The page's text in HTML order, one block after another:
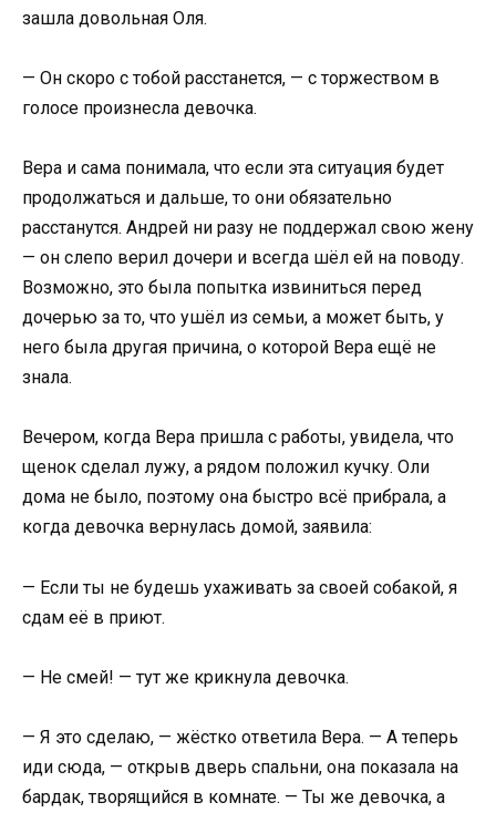
зашла довольная Оля.
— Он скоро с тобой расстанется, — с торжеством в
голосе произнесла девочка.
Вера и сама понимала, что если эта ситуация будет
продолжаться и дальше, то они обязательно
расстанутся. Андрей ни разу не поддержал свою жену
— он слепо верил дочери и всегда шёл ей на поводу.
Возможно, это была попытка извиниться перед
дочерью за то, что ушёл из семьи, а может быть, у
него была другая причина, о которой Вера ещё не
знала.
Вечером, когда Вера пришла с работы, увидела, что
щенок сделал лужу, а рядом положил кучку. Оли
дома не было, поэтому она быстро всё прибрала, а
когда девочка вернулась домой, заявила:
— Если ты не будешь ухаживать за своей собакой, я
сдам её в приют.
— Не смей! — тут же крикнула девочка.
— Я это сделаю, — жёстко ответила Вера. — А теперь
иди сюда, — открыв дверь спальни, она показала на
бардак, творящийся в комнате. — Ты же девочка, а